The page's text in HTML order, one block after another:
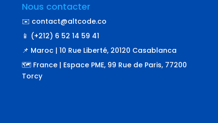
Nous contacter
✉️ contact@altcode.co
📱 (+212) 6 52 14 59 41
📌 Maroc | 10 Rue Liberté, 20120 Casablanca
🗺️ France | Espace PME, 99 Rue de Paris, 77200
Torcy